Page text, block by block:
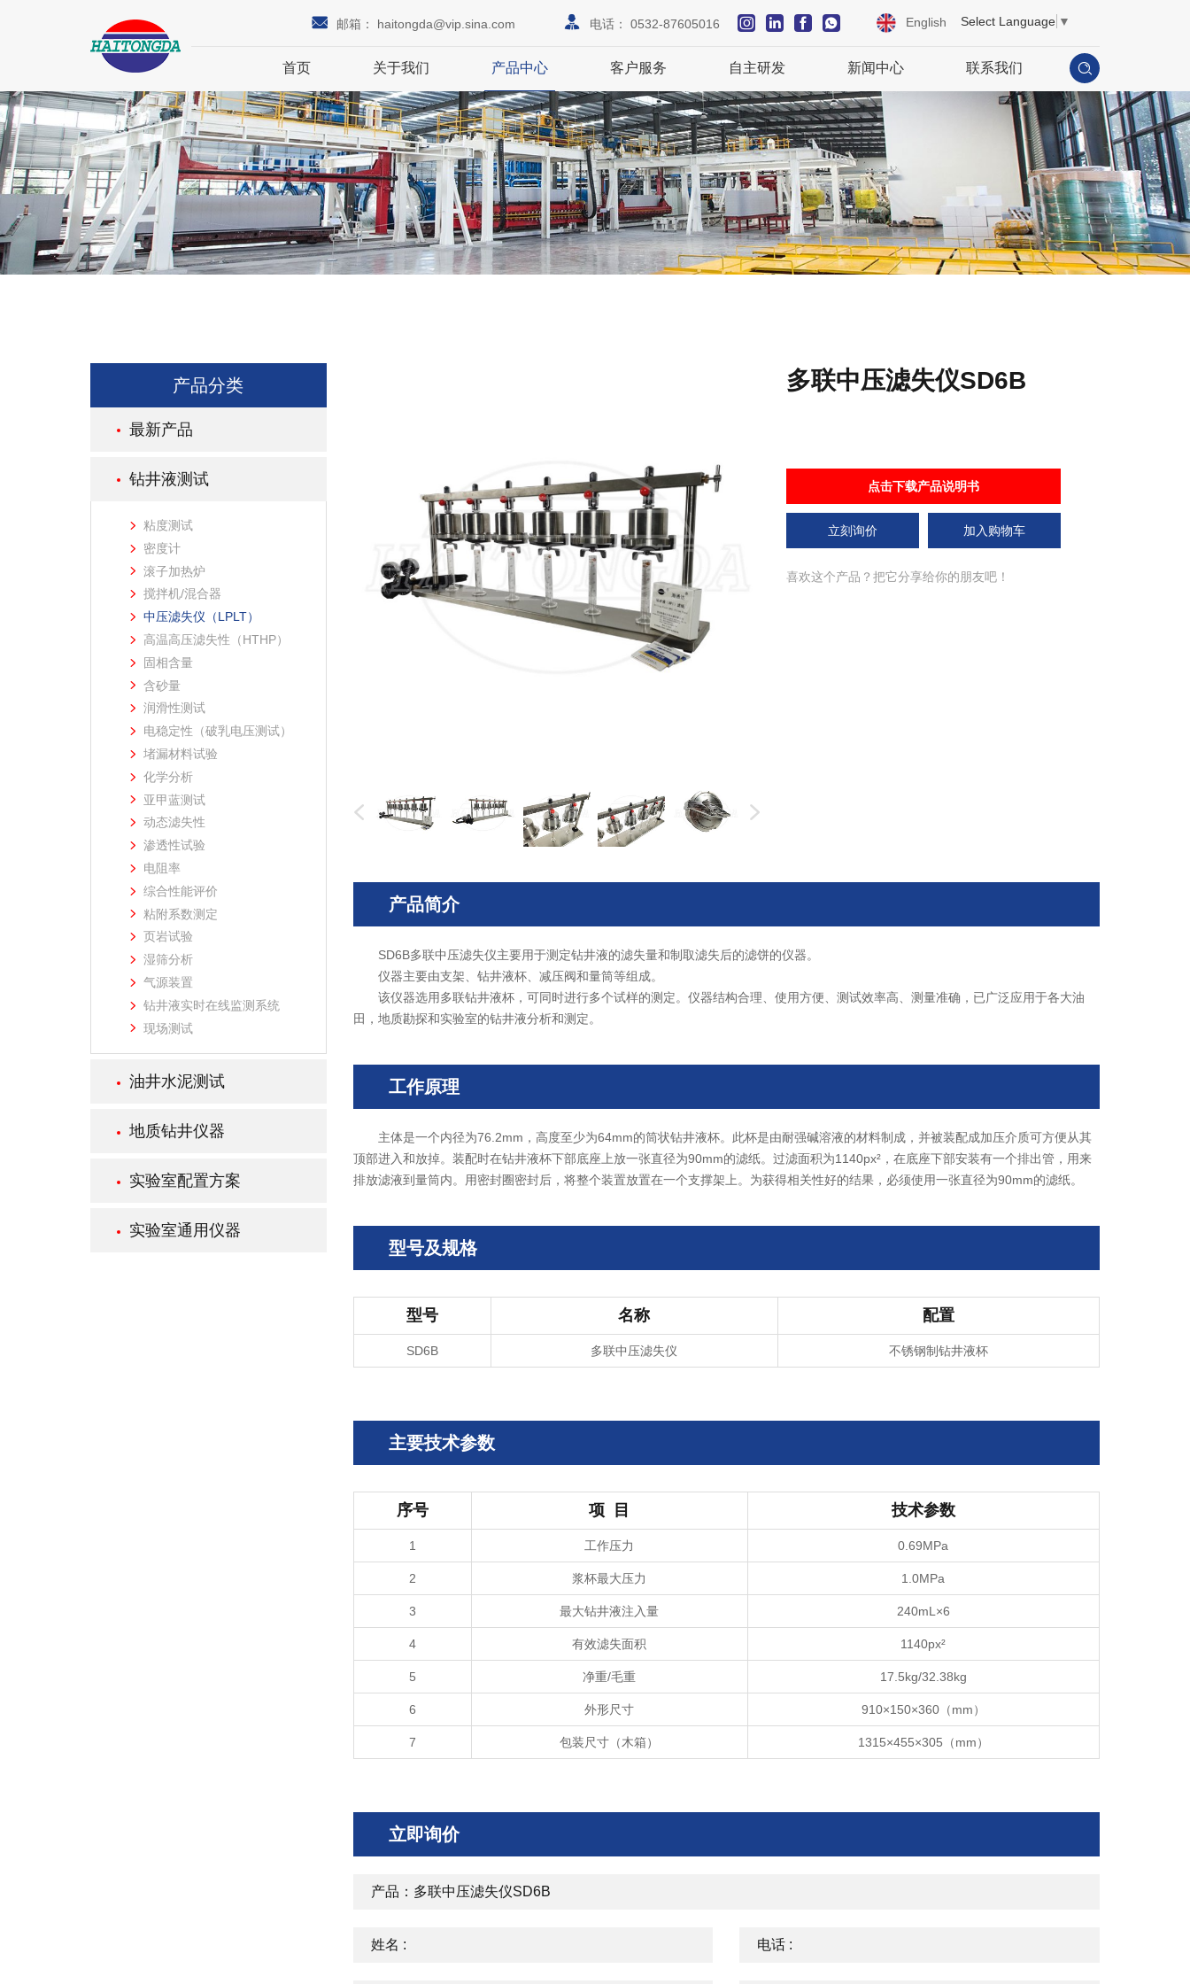
Select Language ▼
English
邮箱： haitongda@vip.sina.com 电话： 0532-87605016
首页 关于我们 产品中心 客户服务 自主研发 新闻中心 联系我们
产品分类
最新产品
钻井液测试
粘度测试
密度计
滚子加热炉
搅拌机/混合器
中压滤失仪（LPLT）
高温高压滤失性（HTHP）
固相含量
含砂量
润滑性测试
电稳定性（破乳电压测试）
堵漏材料试验
化学分析
亚甲蓝测试
动态滤失性
渗透性试验
电阻率
综合性能评价
粘附系数测定
页岩试验
湿筛分析
气源装置
钻井液实时在线监测系统
现场测试
油井水泥测试
地质钻井仪器
实验室配置方案
实验室通用仪器
多联中压滤失仪SD6B
点击下载产品说明书
立刻询价 加入购物车
喜欢这个产品？把它分享给你的朋友吧！
产品简介
SD6B多联中压滤失仪主要用于测定钻井液的滤失量和制取滤失后的滤饼的仪器。
仪器主要由支架、钻井液杯、减压阀和量筒等组成。
该仪器选用多联钻井液杯，可同时进行多个试样的测定。仪器结构合理、使用方便、测试效率高、测量准确，已广泛应用于各大油
田，地质勘探和实验室的钻井液分析和测定。
工作原理
主体是一个内径为76.2mm，高度至少为64mm的筒状钻井液杯。此杯是由耐强碱溶液的材料制成，并被装配成加压介质可方便从其
顶部进入和放掉。装配时在钻井液杯下部底座上放一张直径为90mm的滤纸。过滤面积为1140px²，在底座下部安装有一个排出管，用来
排放滤液到量筒内。用密封圈密封后，将整个装置放置在一个支撑架上。为获得相关性好的结果，必须使用一张直径为90mm的滤纸。
型号及规格
型号 名称 配置
SD6B 多联中压滤失仪 不锈钢制钻井液杯
主要技术参数
序号 项 目 技术参数
1 工作压力 0.69MPa
2 浆杯最大压力 1.0MPa
3 最大钻井液注入量 240mL×6
4 有效滤失面积 1140px²
5 净重/毛重 17.5kg/32.38kg
6 外形尺寸 910×150×360（mm）
7 包装尺寸（木箱） 1315×455×305（mm）
立即询价